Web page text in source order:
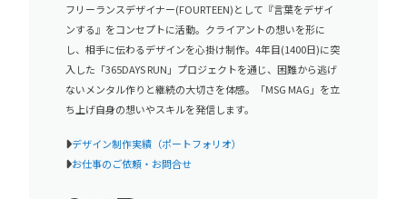
フリーランスデザイナー(FOURTEEN)として『言葉をデザイ
ンする』をコンセプトに活動。クライアントの想いを形に
し、相手に伝わるデザインを心掛け制作。4年目(1400日)に突
入した「365DAYS RUN」プロジェクトを通じ、困難から逃げ
ないメンタル作りと継続の大切さを体感。「MSG MAG」を立
ち上げ自身の想いやスキルを発信します。
デザイン制作実績（ポートフォリオ）
お仕事のご依頼・お問合せ